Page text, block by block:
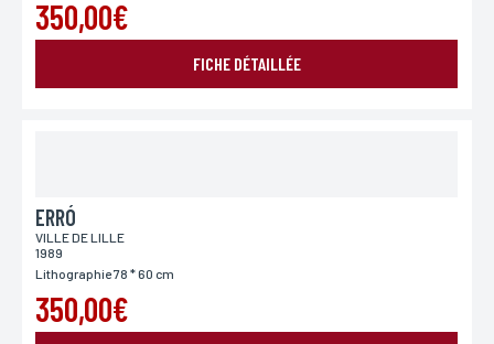
350,00€
FICHE DÉTAILLÉE
ERRÓ
VILLE DE LILLE
1989
Lithographie 78 * 60 cm
350,00€